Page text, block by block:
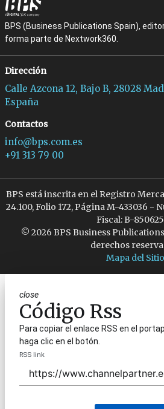
BPS (Business Publications Spain),
forma parte de Nextwork360.
Dirección
Calle Azcona 12, Bajo B, 28028
España
Contactos
info@bps.com.es
+91 313 79 00
BPS está inscrita en el Registro
24.100, Folio 172, Página M-433036
Fiscal: B-
© 2026 BPS Business
derechos
Mapa del Sitio
close
Código Rss
Para copiar el enlace RSS en el
haga clic en el botón.
RSS link